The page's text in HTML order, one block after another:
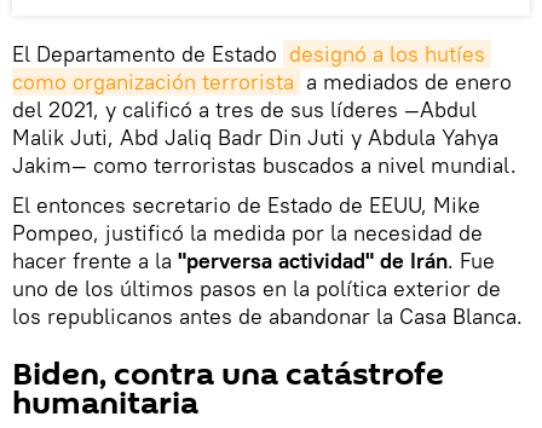
El Departamento de Estado designó a los hutíes
como organización terrorista a mediados de enero
del 2021, y calificó a tres de sus líderes —Abdul
Malik Juti, Abd Jaliq Badr Din Juti y Abdula Yahya
Jakim— como terroristas buscados a nivel mundial.
El entonces secretario de Estado de EEUU, Mike
Pompeo, justificó la medida por la necesidad de
hacer frente a la "perversa actividad" de Irán. Fue
uno de los últimos pasos en la política exterior de
los republicanos antes de abandonar la Casa Blanca.
Biden, contra una catástrofe
humanitaria